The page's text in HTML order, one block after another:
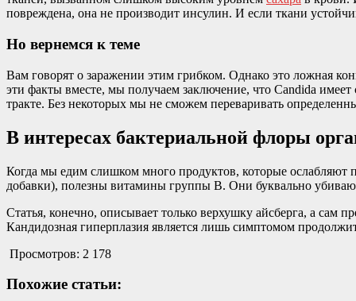
повреждена, она не производит инсулин. И если ткани
Но вернемся к теме
Вам говорят о заражении этим грибком. Однако это ложная
эти факты вместе, мы получаем заключение, что Candida
тракте. Без некоторых мы не сможем переваривать
В интересах бактериальной флоры
Когда мы едим слишком много продуктов, которые
добавки), полезны витамины группы B. Они буквально
Статья, конечно, описывает только верхушку айсберга, а сам
Кандидозная гиперплазия является лишь симптомом
Просмотров: 2 178
Похожие статьи: